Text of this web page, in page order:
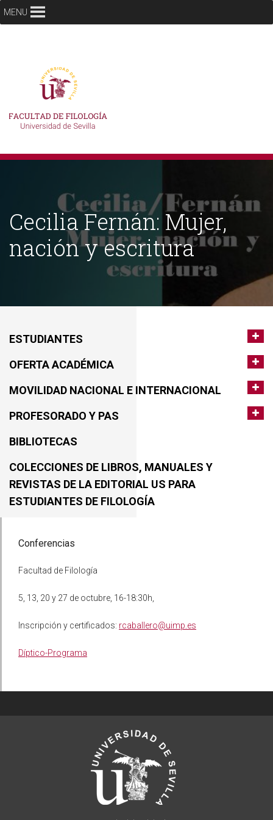
MENU
Cecilia Fernán: Mujer,
nación y escritura
ESTUDIANTES
OFERTA ACADÉMICA
MOVILIDAD NACIONAL E INTERNACIONAL
PROFESORADO Y PAS
BIBLIOTECAS
COLECCIONES DE LIBROS, MANUALES Y
REVISTAS DE LA EDITORIAL US PARA
ESTUDIANTES DE FILOLOGÍA
Conferencias
Facultad de Filología
5, 13, 20 y 27 de octubre, 16-18:30h,
Inscripción y certificados: rcaballero@uimp.es
Díptico-Programa